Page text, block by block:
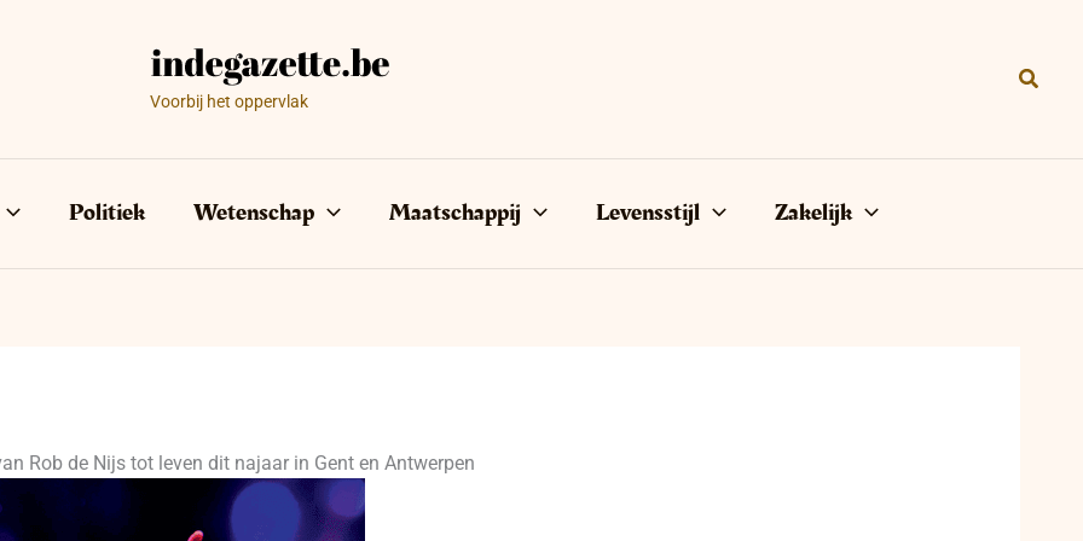
Voorbij het oppervlak
Politiek Wetenschap Maatschappij Levensstijl Zakelijk
Rob de Nijs tot leven dit najaar in Gent en Antwerpen